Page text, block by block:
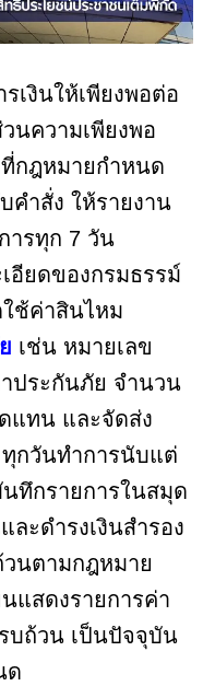
เงินให้เพียงพอต่อ
นความเพียงพอ
ที่กฎหมายกำหนด
คำสั่ง ให้รายงาน
ารทุก 7 วัน
อียดของกรมธรรม์
ช้ค่าสินไหม
เช่น หมายเลข
ประกันภัย จำนวน
แทน และจัดส่ง
กวันทำการนับแต่
ทึกรายการในสมุด
ะดำรงเงินสำรอง
นตามกฎหมาย
แสดงรายการค่า
บถ้วน เป็นปัจจุบัน
ด